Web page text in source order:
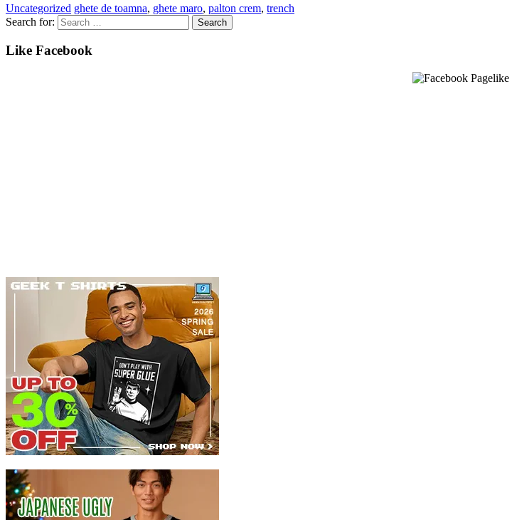
Uncategorized ghete de toamna, ghete maro, palton crem, trench
Search for:
Like Facebook